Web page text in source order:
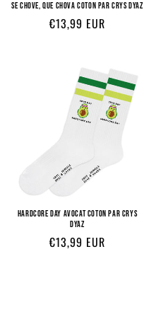
SE CHOVE, QUE CHOVA COTON PAR CRYS DYAZ
Prix
€13,99 EUR
HARDCORE DAY AVOCAT COTON PAR CRYS
DYAZ
Prix
€13,99 EUR